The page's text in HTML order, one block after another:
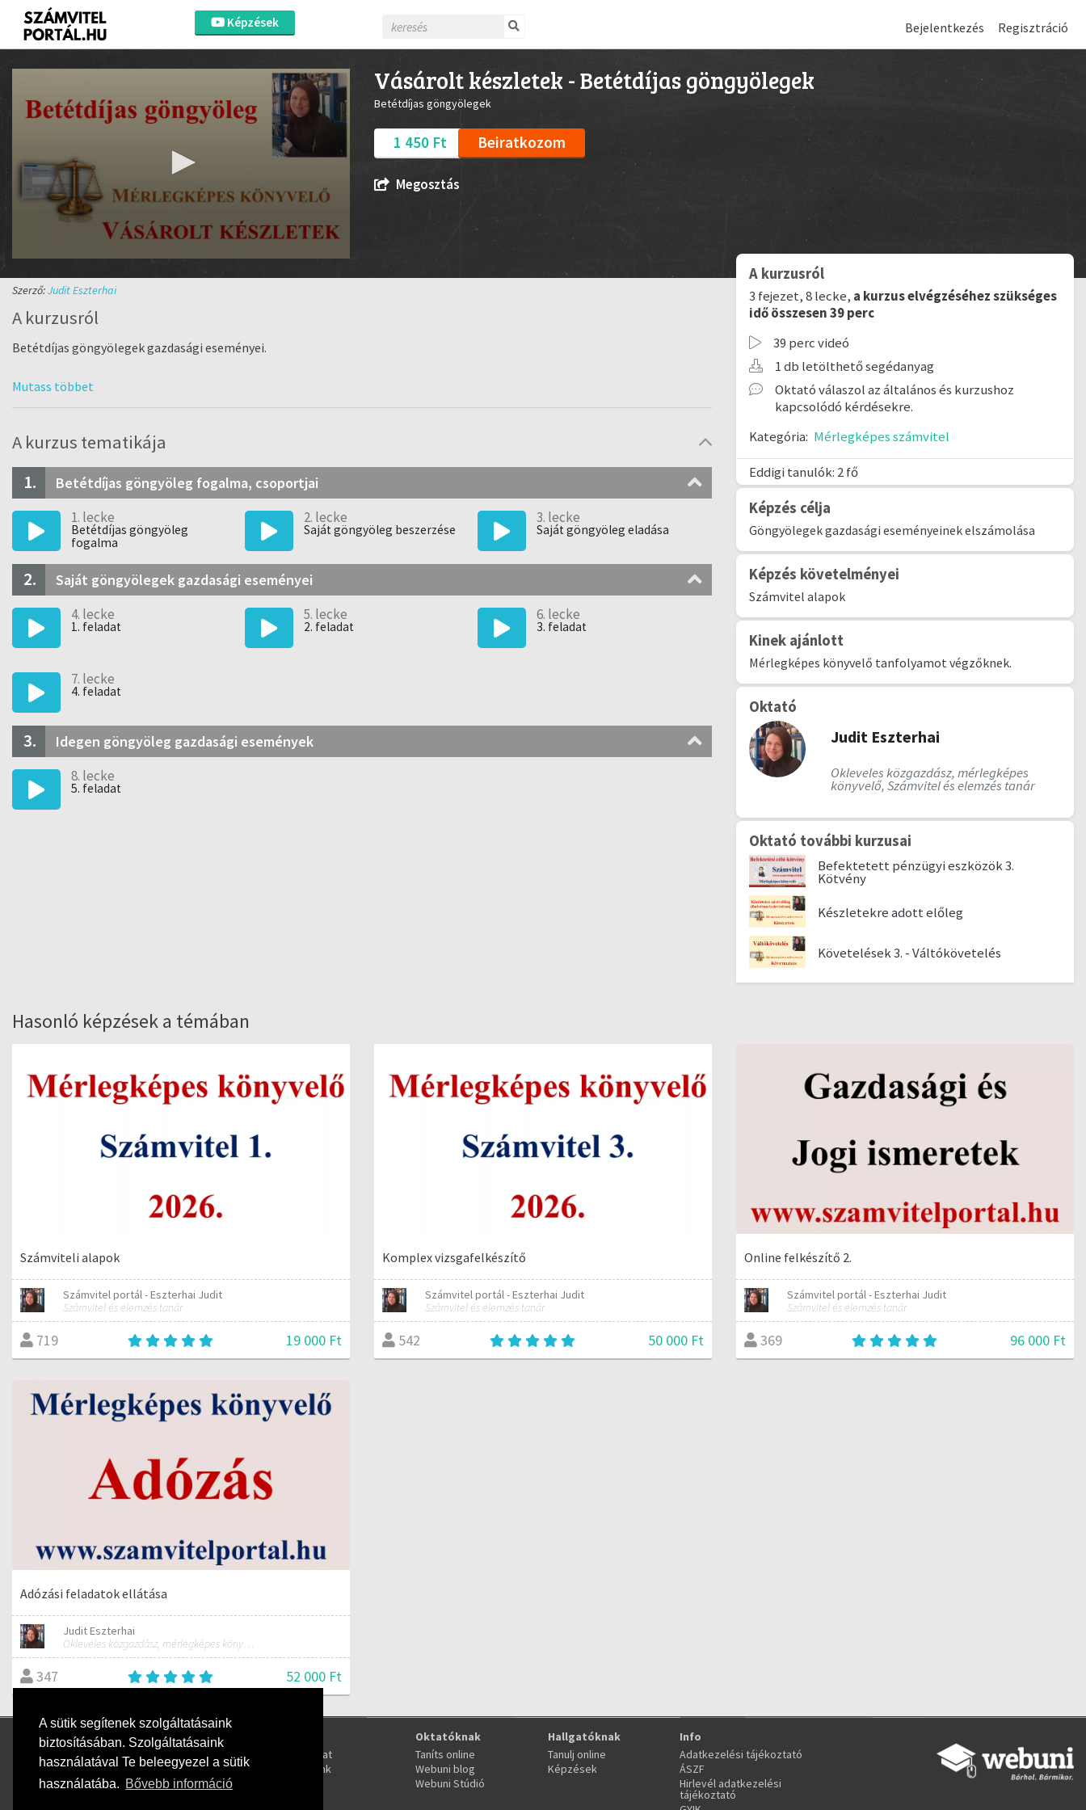
A sütik segítenek szolgáltatásaink
biztosításában. Szolgáltatásaink
használatával Te beleegyezel a sütik
használatába. Bővebb információ
Képzések Bejelentkezés Regisztráció
seconds
of
minute,
28
seconds
Volume
90%
Vásárolt készletek - Betétdíjas göngyölegek
Betétdíjas göngyölegek
1 450 Ft Beiratkozom
Megosztás
Szerző:Judit Eszterhai
A kurzusról
Betétdíjas göngyölegek gazdasági eseményei.
A kurzus tematikája
1.
Betétdíjas göngyöleg fogalma, csoportjai
1. lecke
Betétdíjas göngyöleg
fogalma
2. lecke
Saját göngyöleg beszerzése
3. lecke
Saját göngyöleg eladása
2. Saját göngyölegek gazdasági eseményei
4. lecke
1. feladat
5. lecke
2. feladat
6. lecke
3. feladat
7. lecke
4. feladat
3. Idegen göngyöleg gazdasági események
8. lecke
5. feladat
A kurzusról
3 fejezet, 8 lecke, a kurzus elvégzéséhez szükséges
idő összesen 39 perc
39 perc videó
1 db letölthető segédanyag
Oktató válaszol az általános és kurzushoz
kapcsolódó kérdésekre.
Kategória: Mérlegképes számvitel
Eddigi tanulók: 2 fő
Képzés célja
Göngyölegek gazdasági eseményeinek elszámolása
Képzés követelményei
Számvitel alapok
Kinek ajánlott
Mérlegképes könyvelő tanfolyamot végzőknek.
Oktató
Judit Eszterhai
Okleveles közgazdász, mérlegképes
könyvelő, Számvitel és elemzés tanár
Oktató további kurzusai
Befektetett pénzügyi eszközök 3.
Kötvény
Készletekre adott előleg
Követelések 3. - Váltókövetelés
Hasonló képzések a témában
Számviteli alapok
Számvitel portál - Eszterhai Judit
Számvitel és elemzés tanár
719 19 000 Ft
Komplex vizsgafelkészítő
Számvitel portál - Eszterhai Judit
Számvitel és elemzés tanár
542 50 000 Ft
Online felkészítő 2.
Számvitel portál - Eszterhai Judit
Számvitel és elemzés tanár
369 96 000 Ft
Adózási feladatok ellátása
Judit Eszterhai
Okleveles közgazdász, mérlegképes könyvelő, Számvitel és elemzés tanár
347 52 000 Ft
Kövess bennünket!
Kapcsolat
Oktatóink
Oktatóknak
Taníts online
Webuni blog
Webuni Stúdió
Hallgatóknak
Tanulj online
Képzések
Info
Adatkezelési tájékoztató
ÁSZF
Hirlevél adatkezelési
tájékoztató